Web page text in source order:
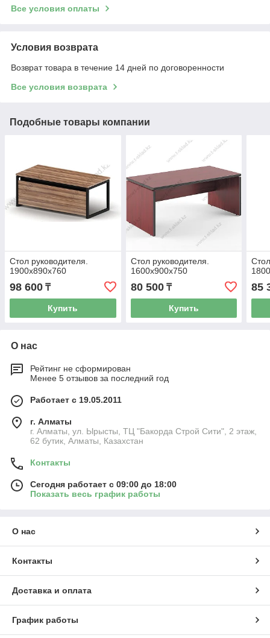
Все условия оплаты
Условия возврата
Возврат товара в течение 14 дней по договоренности
Все условия возврата
Подобные товары компании
Стол руководителя.
1900х890х760
98 600 ₸
Купить
Стол руководителя.
1600х900х750
80 500₸
Купить
85
О нас
Рейтинг не сформирован
Менее 5 отзывов за последний год
Работает с 19.05.2011
г. Алматы
г. Алматы, ул. Ырысты, ТЦ "Бакорда Строй Сити", 2 этаж,
62 бутик, Алматы, Казахстан
Контакты
Сегодня работает с 09:00 до 18:00
Показать весь график работы
О нас
Контакты
Доставка и оплата
График работы